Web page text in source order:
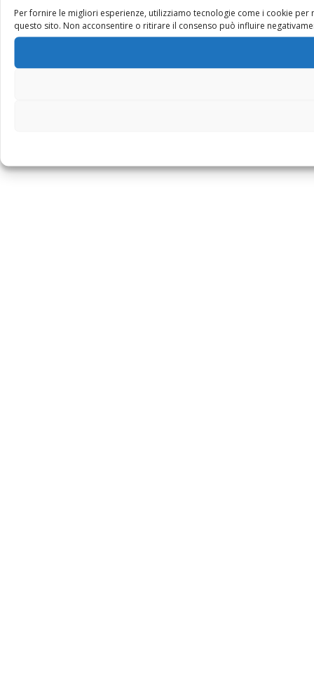
Per fornire le migliori esperienze, utilizziamo tecnologie come i cookie
questo sito. Non acconsentire o ritirare il consenso può influire